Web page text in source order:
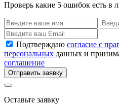
Проверь какие 5 ошибок есть в
Подтверждаю согласие с
персональных данных и
соглашение
Отправить заявку
Оставьте заявку